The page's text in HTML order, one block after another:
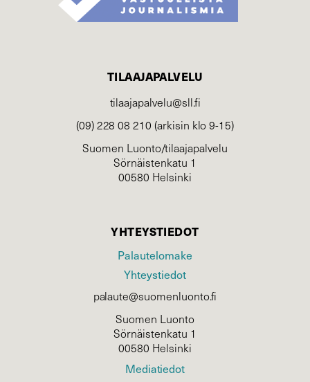
TILAAJAPALVELU
tilaajapalvelu@sll.fi
(09) 228 08 210 (arkisin klo 9-15)
Suomen Luonto/tilaajapalvelu
Sörnäistenkatu 1
00580 Helsinki
YHTEYSTIEDOT
Palautelomake
Yhteystiedot
palaute@suomenluonto.fi
Suomen Luonto
Sörnäistenkatu 1
00580 Helsinki
Mediatiedot